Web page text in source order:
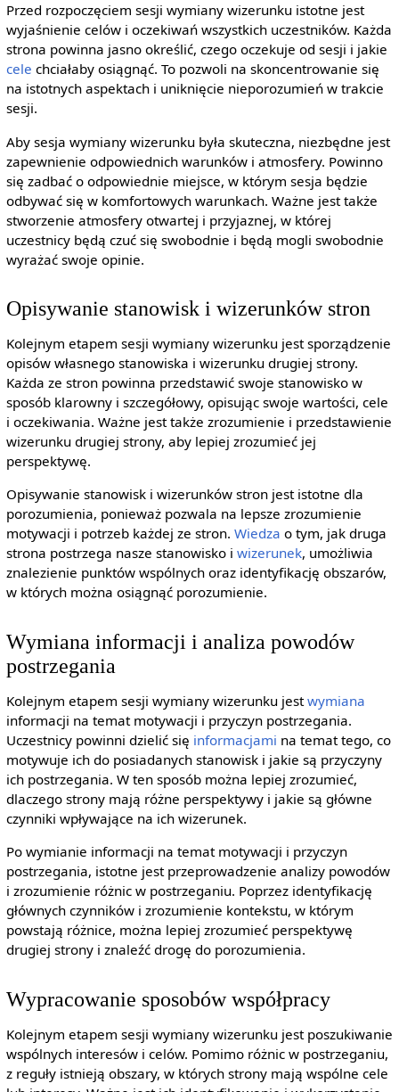
Przed rozpoczęciem sesji wymiany wizerunku istotne jest
wyjaśnienie celów i oczekiwań wszystkich uczestników. Każda
strona powinna jasno określić, czego oczekuje od sesji i jakie
cele chciałaby osiągnąć. To pozwoli na skoncentrowanie się
na istotnych aspektach i uniknięcie nieporozumień w trakcie
sesji.
Aby sesja wymiany wizerunku była skuteczna, niezbędne jest
zapewnienie odpowiednich warunków i atmosfery. Powinno
się zadbać o odpowiednie miejsce, w którym sesja będzie
odbywać się w komfortowych warunkach. Ważne jest także
stworzenie atmosfery otwartej i przyjaznej, w której
uczestnicy będą czuć się swobodnie i będą mogli swobodnie
wyrażać swoje opinie.
Opisywanie stanowisk i wizerunków stron
Kolejnym etapem sesji wymiany wizerunku jest sporządzenie
opisów własnego stanowiska i wizerunku drugiej strony.
Każda ze stron powinna przedstawić swoje stanowisko w
sposób klarowny i szczegółowy, opisując swoje wartości, cele
i oczekiwania. Ważne jest także zrozumienie i przedstawienie
wizerunku drugiej strony, aby lepiej zrozumieć jej
perspektywę.
Opisywanie stanowisk i wizerunków stron jest istotne dla
porozumienia, ponieważ pozwala na lepsze zrozumienie
motywacji i potrzeb każdej ze stron. Wiedza o tym, jak druga
strona postrzega nasze stanowisko i wizerunek, umożliwia
znalezienie punktów wspólnych oraz identyfikację obszarów,
w których można osiągnąć porozumienie.
Wymiana informacji i analiza powodów
postrzegania
Kolejnym etapem sesji wymiany wizerunku jestwymiana
informacji na temat motywacji i przyczyn postrzegania.
Uczestnicy powinni dzielić się informacjami na temat tego, co
motywuje ich do posiadanych stanowisk i jakie są przyczyny
ich postrzegania. W ten sposób można lepiej zrozumieć,
dlaczego strony mają różne perspektywy i jakie są główne
czynniki wpływające na ich wizerunek.
Po wymianie informacji na temat motywacji i przyczyn
postrzegania, istotne jest przeprowadzenie analizy powodów
i zrozumienie różnic w postrzeganiu. Poprzez identyfikację
głównych czynników i zrozumienie kontekstu, w którym
powstają różnice, można lepiej zrozumieć perspektywę
drugiej strony i znaleźć drogę do porozumienia.
Wypracowanie sposobów współpracy
Kolejnym etapem sesji wymiany wizerunku jest poszukiwanie
wspólnych interesów i celów. Pomimo różnic w postrzeganiu,
z reguły istnieją obszary, w których strony mają wspólne cele